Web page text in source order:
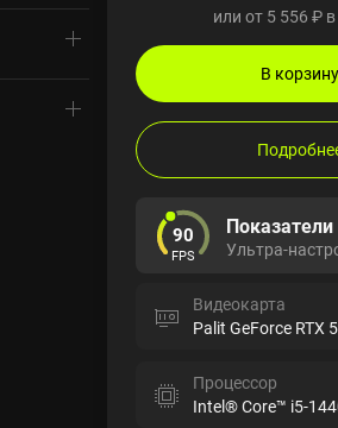
или от 5 556 ₽
В корзину
90
FPS
Показатели
Ультра-
Видеокарта
Palit GeForce RTX
Процессор
Intel® Core™ i5-